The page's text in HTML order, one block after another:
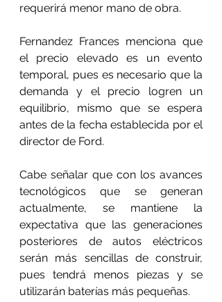
requerirá menor mano de obra.
Fernandez Frances menciona que
el precio elevado es un evento
temporal, pues es necesario que la
demanda y el precio logren un
equilibrio, mismo que se espera
antes de la fecha establecida por el
director de Ford.
Cabe señalar que con los avances
tecnológicos que se generan
actualmente, se mantiene la
expectativa que las generaciones
posteriores de autos eléctricos
serán más sencillas de construir,
pues tendrá menos piezas y se
utilizarán baterías más pequeñas.